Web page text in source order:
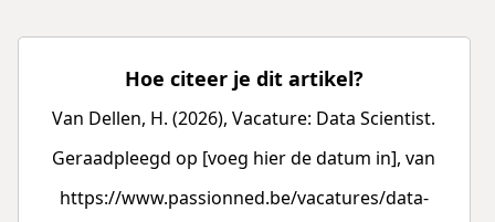
Hoe citeer je dit artikel?
Van Dellen, H. (2026), Vacature: Data Scientist.
Geraadpleegd op [voeg hier de datum in], van
https://www.passionned.be/vacatures/data-